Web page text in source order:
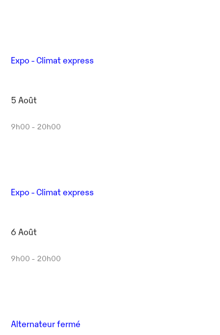
Expo - Climat express
5 Août
9h00 - 20h00
Expo - Climat express
6 Août
9h00 - 20h00
Alternateur fermé